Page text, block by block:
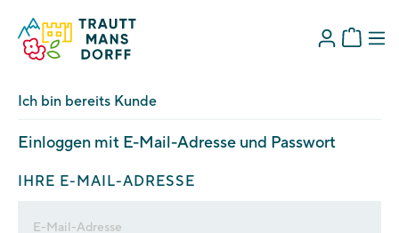
Ich bin bereits Kunde
Einloggen mit E-Mail-Adresse und Passwort
IHRE E-MAIL-ADRESSE